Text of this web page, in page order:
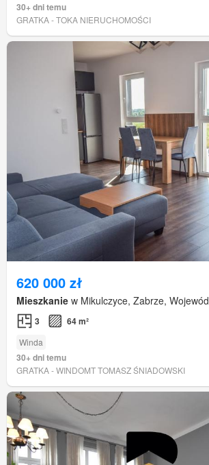
30+ dni temu
GRATKA - TOKA NIERUCHOMOŚCI
620 000 zł
Mieszkanie w Mikulczyce, Zabrze,
3 64 m²
Winda
30+ dni temu
GRATKA - WINDOMT TOMASZ ŚNIADOWSKI